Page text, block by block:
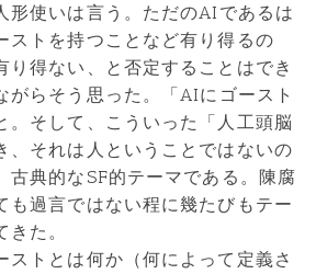
形使いは言う。ただのAIであるは
ストを持つことなど有り得るの
り得ない、と否定することはでき
がらそう思った。「AIにゴースト
。そして、こういった「人工頭脳
、それは人ということではないの
古典的なSF的テーマである。陳腐
も過言ではない程に幾たびもテー
た。
ストとは何か（何によって定義さ